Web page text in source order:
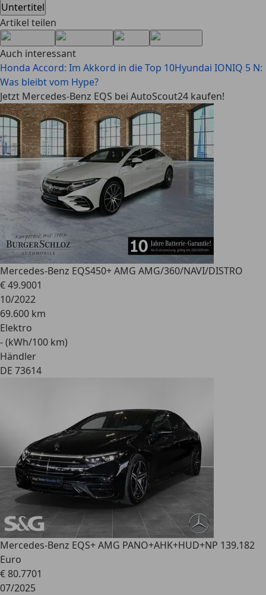
Untertitel
Artikel teilen
Auch interessant
Honda Accord: Im Akkord in die Top 10Hyundai IONIQ 5 N:
Was bleibt vom Hype?
Jetzt Mercedes-Benz EQS bei AutoScout24 kaufen!
Mercedes-Benz EQS450+ AMG AMG/360/NAVI/DISTRO
€ 49.9001
10/2022
69.600 km
Elektro
- (kWh/100 km)
Händler
DE 73614
Mercedes-Benz EQS+ AMG PANO+AHK+HUD+NP 139.182
Euro
€ 80.7701
07/2025